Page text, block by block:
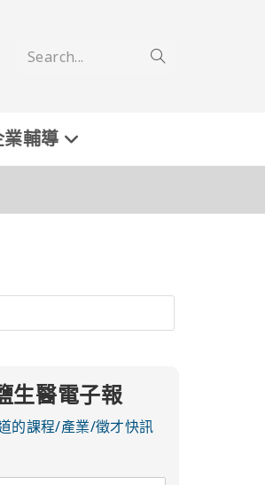
Search...
業輔導
生醫電子報
的課程/產業/徵才快訊